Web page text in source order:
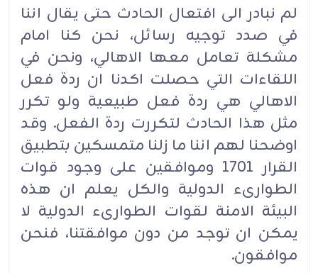
لم نبادر الى افتعال الحادث حتى يقال اننا
في صدد توجيه رسائل، نحن كنا امام
مشكلة تعامل معها الاهالي، ونحن في
اللقاءات التي حصلت اكدنا ان ردة فعل
الاهالي هي ردة فعل طبيعية ولو تكرر
مثل هذا الحادث لتكررت ردة الفعل. وقد
اوضحنا لهم اننا ما زلنا متمسكين بتطبيق
القرار 1701 وموافقين على وجود قوات
الطوارىء الدولية والكل يعلم ان هذه
البيئة الامنة لقوات الطوارىء الدولية لا
يمكن ان توجد من دون موافقتنا، فنحن
موافقون.